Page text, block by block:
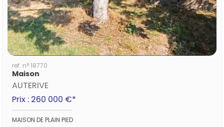
ref. n° 18770
Maison
AUTERIVE
Prix : 260 000 €*
MAISON DE PLAIN PIED